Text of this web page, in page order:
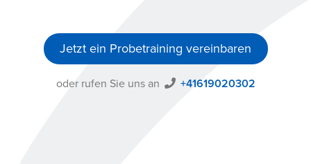
Jetzt ein Probetraining vereinbaren
oder rufen Sie uns an +41619020302